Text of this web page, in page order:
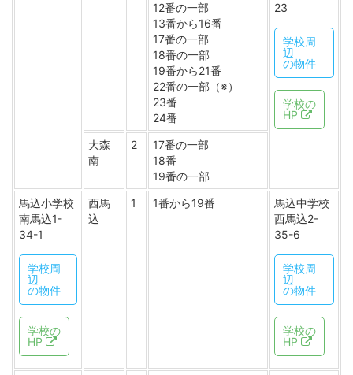
12番の一部
13番から16番
17番の一部
18番の一部
19番から21番
22番の一部（※）
23番
24番
23
学校周
辺
の物件
学校の
HP
大森
南
2
17番の一部
18番
19番の一部
馬込小学校
南馬込1-
34-1
学校周
辺
の物件
学校の
HP
西馬
込
1 1番から19番
馬込中学校
西馬込2-
35-6
学校周
辺
の物件
学校の
HP